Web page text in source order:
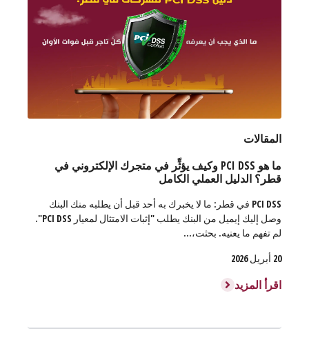
المقالات
ما هو PCI DSS وكيف يؤثِّر في متجرك الإلكتروني في
قطر؟ الدليل العملي الكامل
PCI DSS في قطر: ما لا يخبرك به أحد قبل أن يطلبه منك البنك
وصل إليك إيميل من البنك يطلب "إثبات الامتثال لمعيار PCI DSS".
لم تفهم ما يعنيه. بحثت،...
20 أبريل 2026
اقرأ المزيد